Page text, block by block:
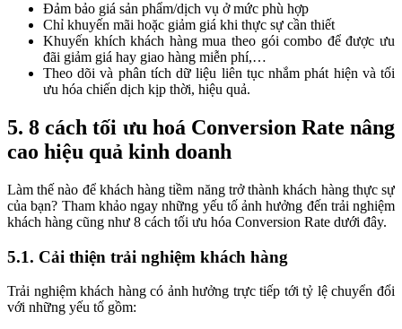
Đảm bảo giá sản phẩm/dịch vụ ở mức phù hợp
Chỉ khuyến mãi hoặc giảm giá khi thực sự cần thiết
Khuyến khích khách hàng mua theo gói combo để được ưu
đãi giảm giá hay giao hàng miễn phí,…
Theo dõi và phân tích dữ liệu liên tục nhắm phát hiện và tối
ưu hóa chiến dịch kịp thời, hiệu quả.
5. 8 cách tối ưu hoá Conversion Rate nâng
cao hiệu quả kinh doanh
Làm thế nào để khách hàng tiềm năng trở thành khách hàng thực sự
của bạn? Tham khảo ngay những yếu tố ảnh hưởng đến trải nghiệm
khách hàng cũng như 8 cách tối ưu hóa Conversion Rate dưới đây.
5.1. Cải thiện trải nghiệm khách hàng
Trải nghiệm khách hàng có ảnh hưởng trực tiếp tới tỷ lệ chuyển đổi
với những yếu tố gồm: